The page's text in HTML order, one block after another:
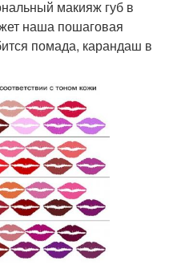
макияж губ в
наша пошаговая
помада, карандаш в